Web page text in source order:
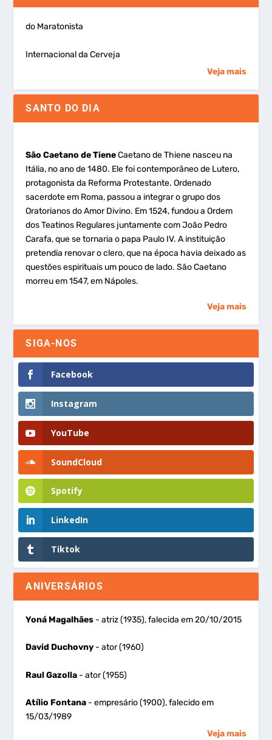
do Maratonista
Internacional da Cerveja
Veja mais
SANTO DO DIA
São Caetano de TieneCaetano de Thiene nasceu na
Itália, no ano de 1480. Ele foi contemporâneo de Lutero,
protagonista da Reforma Protestante. Ordenado
sacerdote em Roma, passou a integrar o grupo dos
Oratorianos do Amor Divino. Em 1524, fundou a Ordem
dos Teatinos Regulares juntamente com João Pedro
Carafa, que se tornaria o papa Paulo IV. A instituição
pretendia renovar o clero, que na época havia deixado as
questões espirituais um pouco de lado. São Caetano
morreu em 1547, em Nápoles.
Veja mais
SIGA-NOS
Facebook
Instagram
YouTube
SoundCloud
Spotify
LinkedIn
Tiktok
ANIVERSÁRIOS
Yoná Magalhães - atriz (1935), falecida em 20/10/2015
David Duchovny - ator (1960)
Raul Gazolla - ator (1955)
Atílio Fontana - empresário (1900), falecido em
15/03/1989
Veja mais